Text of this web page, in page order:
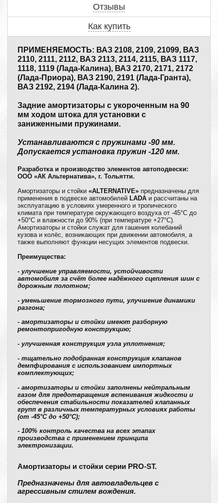
Отзывы
Как купить
ПРИМЕНЯЕМОСТЬ: ВАЗ 2108, 2109, 21099, ВАЗ
2110, 2111, 2112, ВАЗ 2113, 2114, 2115, ВАЗ 1117,
1118, 1119 (Лада-Калина), ВАЗ 2170, 2171, 2172
(Лада-Приора), ВАЗ 2190, 2191 (Лада-Гранта),
ВАЗ 2192, 2194 (Лада-Калина 2).
Задние амортизаторы с укороченным на 90
мм ходом штока для установки с
заниженными пружинами.
Устанавливаются с пружинами -90 мм.
Допускается установка пружин -120 мм.
Разработка и производство элементов автоподвески:
ООО «АК Альтернатива», г. Тольятти.
Амортизаторы и стойки «ALTERNATIVE» предназначены для
применения в подвеске автомобилей LADA и рассчитаны на
эксплуатацию в условиях умеренного и тропического
климата при температуре окружающего воздуха от -45°C до
+50°C и влажности до 90% (при температуре +27°C).
Амортизаторы и стойки служат для гашения колебаний
кузова и колёс, возникающих при движении автомобиля, а
также выполняют функции несущих элементов подвески.
Преимущества:
- улучшение управляемости, устойчивости
автомобиля за счёт более надёжного сцепления шин с
дорожным полотном;
- уменьшение тормозного пути, улучшение динамики
разгона;
- амортизаторы и стойки имеют разборную
ремонтопригодную конструкцию;
- улучшенная конструкция узла уплотнения;
- тщательно подобранная конструкция клапанов
демпфирования с использованием импортных
комплектующих;
- амортизаторы и стойки заполнены нейтральным
газом для предотвращения вспенивания жидкости и
обеспечения стабильности показателей клапанных
групп в различных температурных условиях работы
(от -45°C до +50°C);
- 100% контроль качества на всех этапах
производства с применением принципа
электронизации.
Амортизаторы и стойки серии PRO-ST.
Предназначены для автовладельцев с
агрессивным стилем вождения.